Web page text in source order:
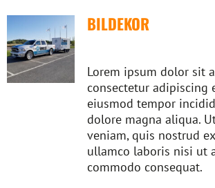
BILDEKOR
Lorem ipsum dolor sit
consectetur adipiscing
eiusmod tempor
dolore magna aliqua.
veniam, quis nostrud
ullamco laboris nisi ut
commodo consequat.